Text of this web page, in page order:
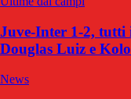
Juve-Inter 1-2, tutti
Douglas Luiz e
News